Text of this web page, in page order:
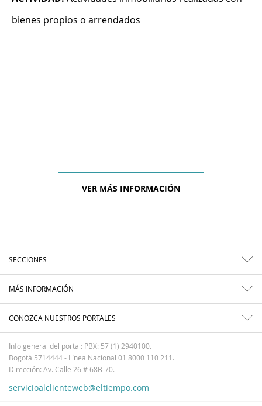
bienes propios o arrendados
VER MÁS INFORMACIÓN
SECCIONES
MÁS INFORMACIÓN
CONOZCA NUESTROS PORTALES
Info general del portal: PBX: 57 (1) 2940100.
Bogotá 5714444 - Línea Nacional 01 8000 110 211.
Dirección: Av. Calle 26 # 68B-70.
servicioalclienteweb@eltiempo.com